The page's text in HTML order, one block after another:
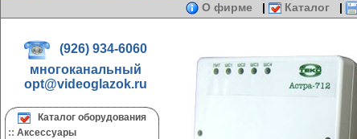
О фирме | Каталог |
(926) 934-6060
многоканальный
opt@videoglazok.ru
Каталог оборудования
:: Аксессуары